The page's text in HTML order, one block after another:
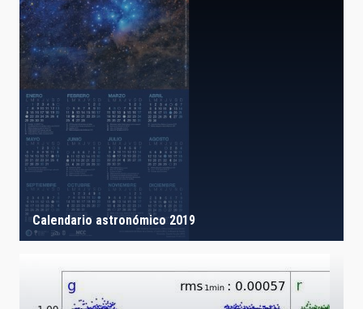
Calendario astronómico 2019